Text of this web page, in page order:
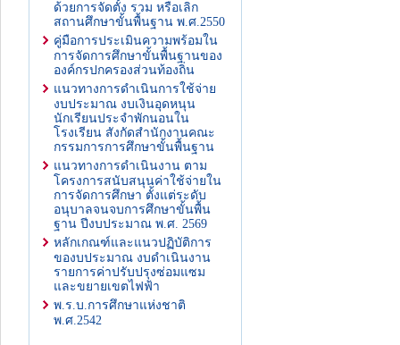
ด้วยการจัดตั้ง รวม หรือเลิก
สถานศึกษาขั้นพื้นฐาน พ.ศ.2550
คู่มือการประเมินความพร้อมใน
การจัดการศึกษาขั้นพื้นฐานของ
องค์กรปกครองส่วนท้องถิ่น
แนวทางการดำเนินการใช้จ่าย
งบประมาณ งบเงินอุดหนุน
นักเรียนประจำพักนอนใน
โรงเรียน สังกัดสำนักงานคณะ
กรรมการการศึกษาขั้นพื้นฐาน
แนวทางการดำเนินงาน ตาม
โครงการสนับสนุนค่าใช้จ่ายใน
การจัดการศึกษา ตั้งแต่ระดับ
อนุบาลจนจบการศึกษาขั้นพื้น
ฐาน ปีงบประมาณ พ.ศ. 2569
หลักเกณฑ์และแนวปฏิบัติการ
ของบประมาณ งบดำเนินงาน
รายการค่าปรับปรุงซ่อมแซม
และขยายเขตไฟฟ้า
พ.ร.บ.การศึกษาแห่งชาติ
พ.ศ.2542